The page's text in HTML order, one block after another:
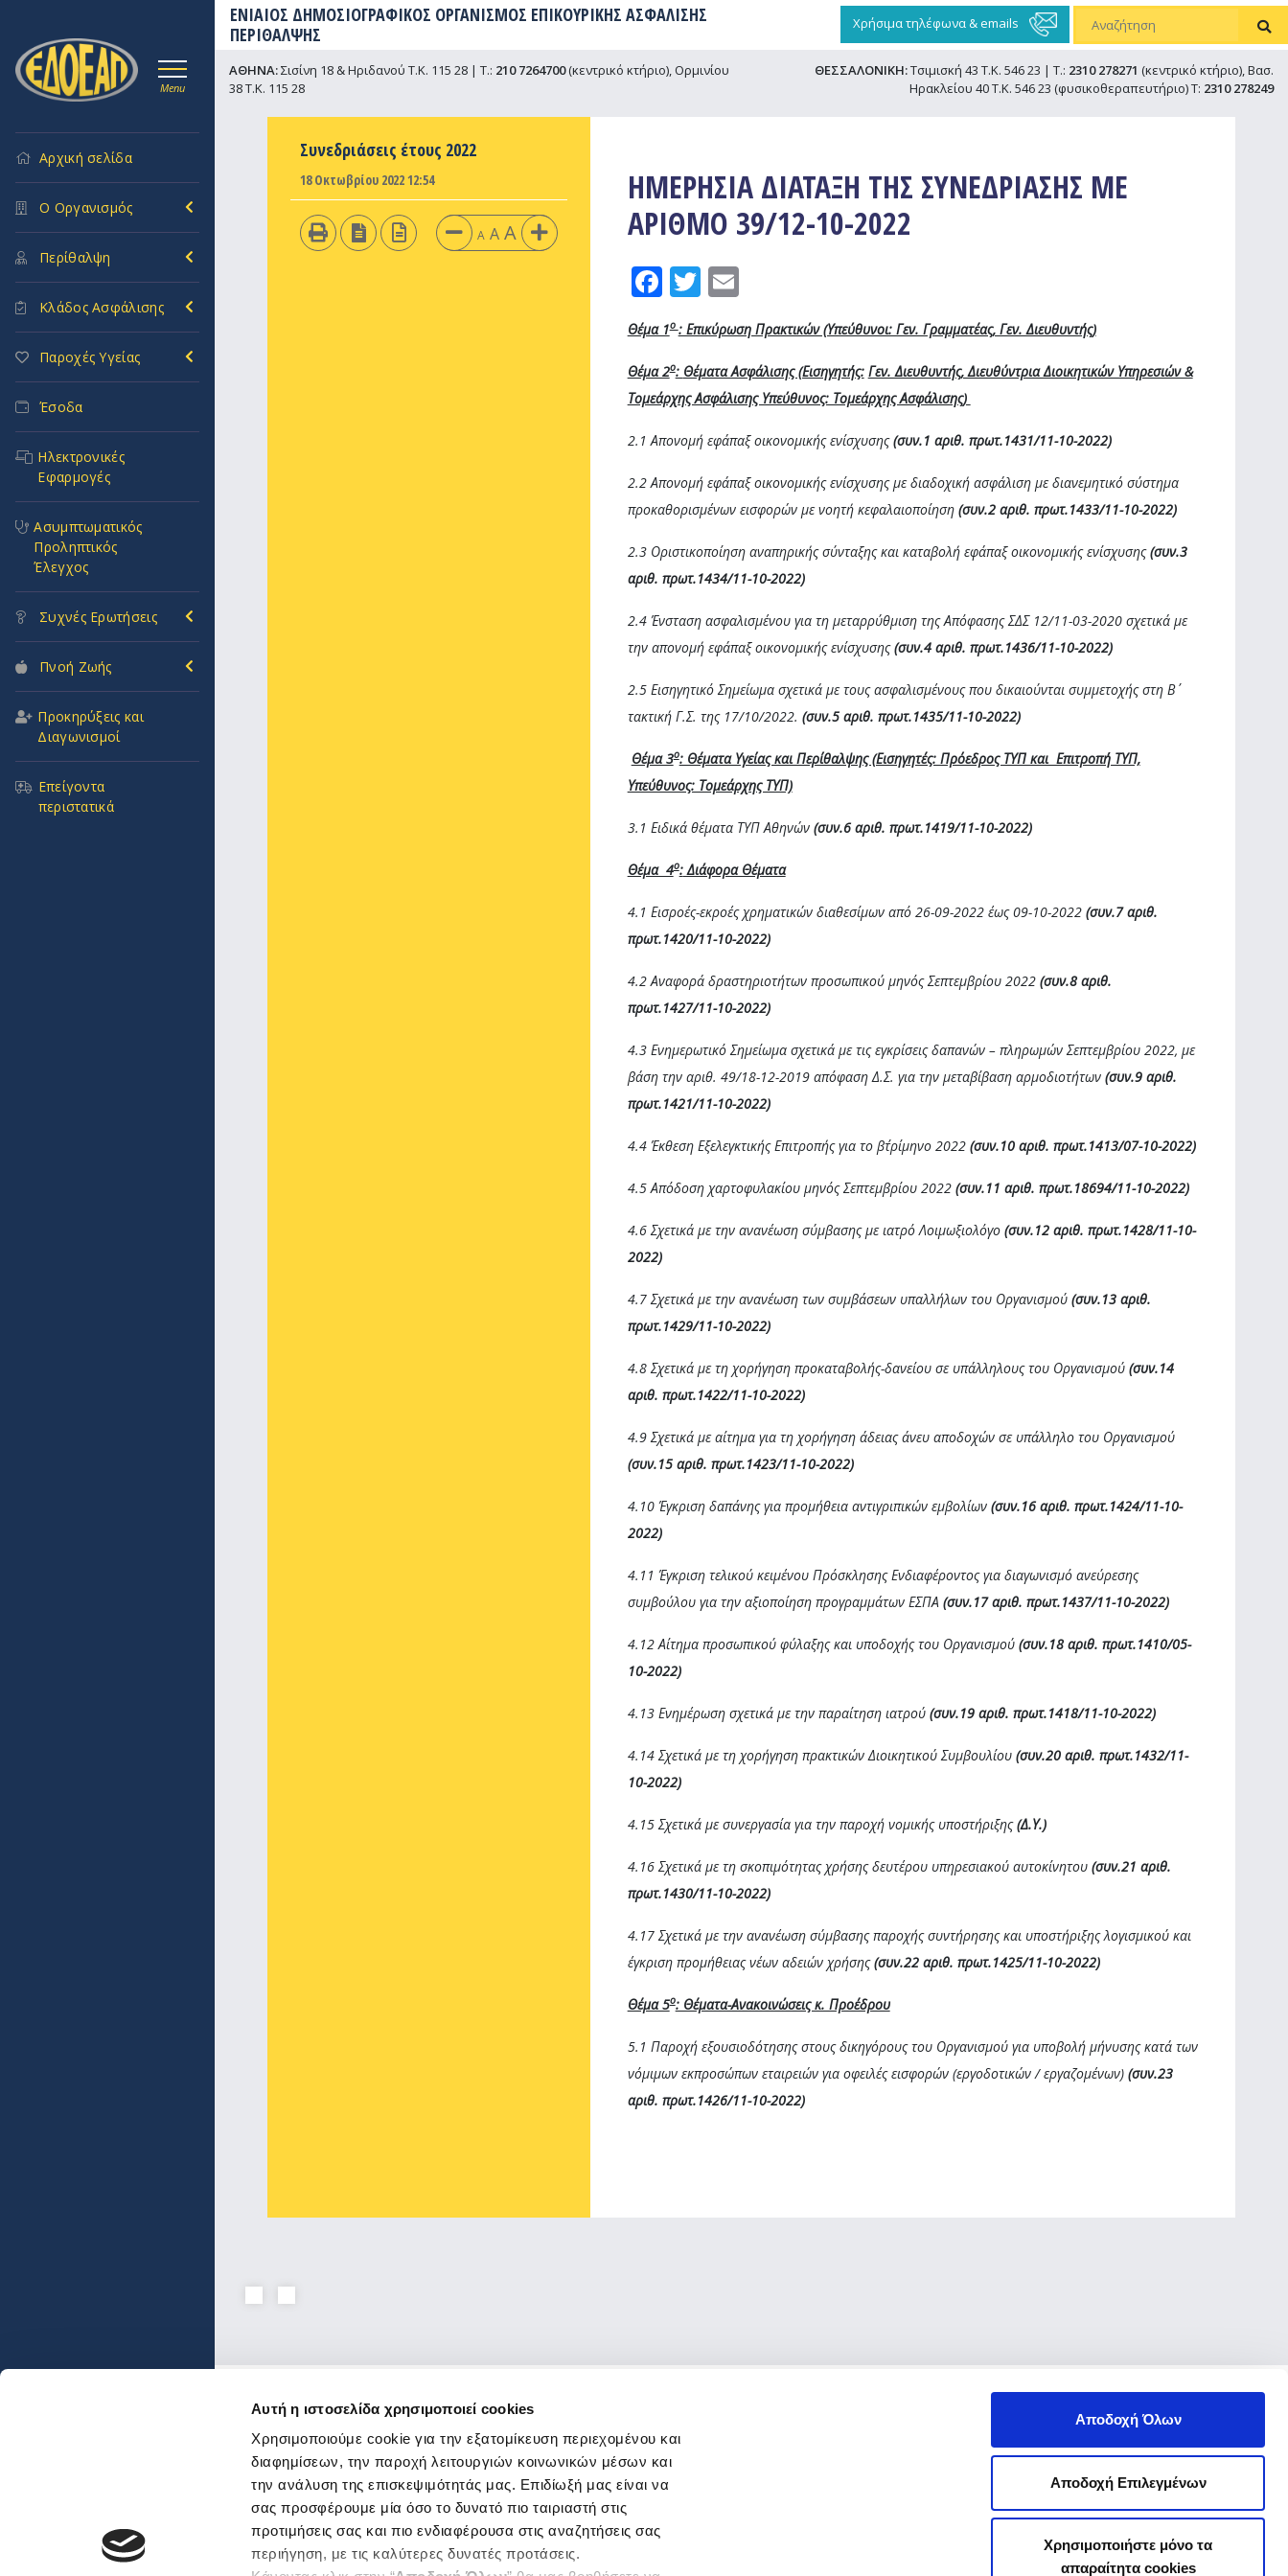
Αυτή η ιστοσελίδα χρησιμοποιεί cookies
Χρησιμοποιούμε cookie για την εξατομίκευση περιεχομένου και
διαφημίσεων, την παροχή λειτουργιών κοινωνικών μέσων και
την ανάλυση της επισκεψιμότητάς μας. Επιδίωξή μας είναι να
σας προσφέρουμε μία όσο το δυνατό πιο ταιριαστή στις
προτιμήσεις σας και πιο ενδιαφέρουσα στις αναζητήσεις σας
περιήγηση, με τις καλύτερες δυνατές προτάσεις.
Αποδοχή Όλων
Αποδοχή Επιλεγμένων
Χρησιμοποιήστε μόνο τα
απαραίτητα cookies
ΕΝΙΑΙΟΣ ΔΗΜΟΣΙΟΓΡΑΦΙΚΟΣ ΟΡΓΑΝΙΣΜΟΣ ΕΠΙΚΟΥΡΙΚΗΣ ΑΣΦΑΛΙΣΗΣ
ΠΕΡΙΘΑΛΨΗΣ
Χρήσιμα τηλέφωνα & emails
Menu
Αρχική σελίδα
Ο Οργανισμός
Περίθαλψη
Κλάδος Ασφάλισης
Παροχές Υγείας
Έσοδα
Ηλεκτρονικές
Εφαρμογές
Ασυμπτωματικός
Προληπτικός
Έλεγχος
Συχνές Ερωτήσεις
Πνοή Ζωής
Προκηρύξεις και
Διαγωνισμοί
Επείγοντα
περιστατικά
ΑΘΗΝΑ:Σισίνη 18 & Ηριδανού Τ.Κ. 115 28 | Τ.: 210 7264700(κεντρικό κτήριο), Ορμινίου
38 Τ.Κ. 115 28
ΘΕΣΣΑΛΟΝΙΚΗ:Τσιμισκή 43 Τ.Κ. 546 23 | Τ.: 2310 278271 (κεντρικό κτήριο), Βασ.
Ηρακλείου 40 Τ.Κ. 546 23 (φυσικοθεραπευτήριο) Τ: 2310 278249
Συνεδριάσεις έτους 2022
18 Οκτωβρίου 2022 12:54
A A A
ΗΜΕΡΗΣΙΑ ΔΙΑΤΑΞΗ ΤΗΣ ΣΥΝΕΔΡΙΑΣΗΣ ΜΕ
ΑΡΙΘΜΟ 39/12-10-2022
Facebook
Twitter
Email
Θέμα 1ο: Επικύρωση Πρακτικών (Υπεύθυνοι: Γεν. Γραμματέας, Γεν. Διευθυντής)
Θέμα 2ο: Θέματα Ασφάλισης (Εισηγητής: Γεν. Διευθυντής, Διευθύντρια Διοικητικών Υπηρεσιών &
Τομεάρχης Ασφάλισης Υπεύθυνος: Τομεάρχης Ασφάλισης)
2.1 Απονομή εφάπαξ οικονομικής ενίσχυσης(συν.1 αριθ. πρωτ.1431/11-10-2022)
2.2 Απονομή εφάπαξ οικονομικής ενίσχυσης με διαδοχική ασφάλιση με διανεμητικό σύστημα
προκαθορισμένων εισφορών με νοητή κεφαλαιοποίηση (συν.2 αριθ. πρωτ.1433/11-10-2022)
2.3 Οριστικοποίηση αναπηρικής σύνταξης και καταβολή εφάπαξ οικονομικής ενίσχυσης(συν.3
αριθ. πρωτ.1434/11-10-2022)
2.4 Ένσταση ασφαλισμένου για τη μεταρρύθμιση της Απόφασης ΣΔΣ 12/11-03-2020 σχετικά με
την απονομή εφάπαξ οικονομικής ενίσχυσης(συν.4 αριθ. πρωτ.1436/11-10-2022)
2.5 Εισηγητικό Σημείωμα σχετικά με τους ασφαλισμένους που δικαιούνται συμμετοχής στη Β΄
τακτική Γ.Σ. της 17/10/2022. (συν.5 αριθ. πρωτ.1435/11-10-2022)
Θέμα 3ο: Θέματα Υγείας και Περίθαλψης (Εισηγητές: Πρόεδρος ΤΥΠ και Επιτροπή ΤΥΠ,
Υπεύθυνος: Τομεάρχης ΤΥΠ)
3.1 Ειδικά θέματα ΤΥΠ Αθηνών (συν.6 αριθ. πρωτ.1419/11-10-2022)
Θέμα 4ο:Διάφορα Θέματα
4.1 Εισροές-εκροές χρηματικών διαθεσίμων από 26-09-2022 έως 09-10-2022 (συν.7 αριθ.
πρωτ.1420/11-10-2022)
4.2 Αναφορά δραστηριοτήτων προσωπικού μηνός Σεπτεμβρίου 2022 (συν.8 αριθ.
πρωτ.1427/11-10-2022)
4.3 Ενημερωτικό Σημείωμα σχετικά με τις εγκρίσεις δαπανών – πληρωμών Σεπτεμβρίου 2022, με
βάση την αριθ. 49/18-12-2019 απόφαση Δ.Σ. για την μεταβίβαση αρμοδιοτήτων (συν.9 αριθ.
πρωτ.1421/11-10-2022)
4.4 Έκθεση Εξελεγκτικής Επιτροπής για το β΄τρίμηνο 2022 (συν.10 αριθ. πρωτ.1413/07-10-2022)
4.5 Απόδοση χαρτοφυλακίου μηνός Σεπτεμβρίου 2022 (συν.11 αριθ. πρωτ.18694/11-10-2022)
4.6 Σχετικά με την ανανέωση σύμβασης με ιατρό Λοιμωξιολόγο (συν.12 αριθ. πρωτ.1428/11-10-
2022)
4.7 Σχετικά με την ανανέωση των συμβάσεων υπαλλήλων του Οργανισμού (συν.13 αριθ.
πρωτ.1429/11-10-2022)
4.8 Σχετικά με τη χορήγηση προκαταβολής-δανείου σε υπάλληλους του Οργανισμού (συν.14
αριθ. πρωτ.1422/11-10-2022)
4.9 Σχετικά με αίτημα για τη χορήγηση άδειας άνευ αποδοχών σε υπάλληλο του Οργανισμού
(συν.15 αριθ. πρωτ.1423/11-10-2022)
4.10 Έγκριση δαπάνης για προμήθεια αντιγριπικών εμβολίων (συν.16 αριθ. πρωτ.1424/11-10-
2022)
4.11 Έγκριση τελικού κειμένου Πρόσκλησης Ενδιαφέροντος για διαγωνισμό ανεύρεσης
συμβούλου για την αξιοποίηση προγραμμάτων ΕΣΠΑ (συν.17 αριθ. πρωτ.1437/11-10-2022)
4.12 Αίτημα προσωπικού φύλαξης και υποδοχής του Οργανισμού (συν.18 αριθ. πρωτ.1410/05-
10-2022)
4.13 Ενημέρωση σχετικά με την παραίτηση ιατρού (συν.19 αριθ. πρωτ.1418/11-10-2022)
4.14 Σχετικά με τη χορήγηση πρακτικών Διοικητικού Συμβουλίου (συν.20 αριθ. πρωτ.1432/11-
10-2022)
4.15 Σχετικά με συνεργασία για την παροχή νομικής υποστήριξης(Δ.Υ.)
4.16 Σχετικά με τη σκοπιμότητας χρήσης δευτέρου υπηρεσιακού αυτοκίνητου (συν.21 αριθ.
πρωτ.1430/11-10-2022)
4.17 Σχετικά με την ανανέωση σύμβασης παροχής συντήρησης και υποστήριξης λογισμικού και
έγκριση προμήθειας νέων αδειών χρήσης(συν.22 αριθ. πρωτ.1425/11-10-2022)
Θέμα 5ο: Θέματα-Ανακοινώσεις κ. Προέδρου
5.1 Παροχή εξουσιοδότησης στους δικηγόρους του Οργανισμού για υποβολή μήνυσης κατά των
νόμιμων εκπροσώπων εταιρειών για οφειλές εισφορών (εργοδοτικών / εργαζομένων) (συν.23
αριθ. πρωτ.1426/11-10-2022)
Ενώσεις και Ομοσπονδίες
Χρήσιμοι κόμβοι
Επικοινωνία
Αποστολή Ηλ. Μηνύματος
Emails και τηλέφωνα
εξυπηρέτησης
ΑΘΗΝΑ
Σισίνη 18 &
Ηριδανού(κεντρικό
κτήριο)
Τ.Κ. 115 28
T.:210 7264700
info@edoeap.gr